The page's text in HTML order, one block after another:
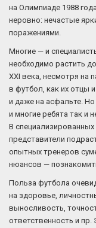
на Олимпиаде 1988
неровно: нечастые
поражениями.
Многие — и
необходимо растить
XXI века, несмотря на
в футбол, как их отцы
и даже на асфальте. Но
и многие ребята так и
В специализированных
представители
опытных тренеров
нюансов —
Польза футбола
на здоровье,
выносливость,
ответственность и